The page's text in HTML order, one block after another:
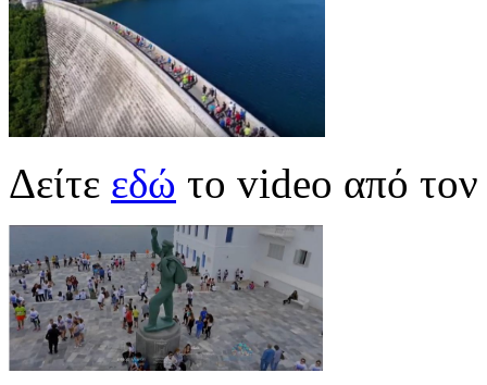
Δείτε εδώ το video από